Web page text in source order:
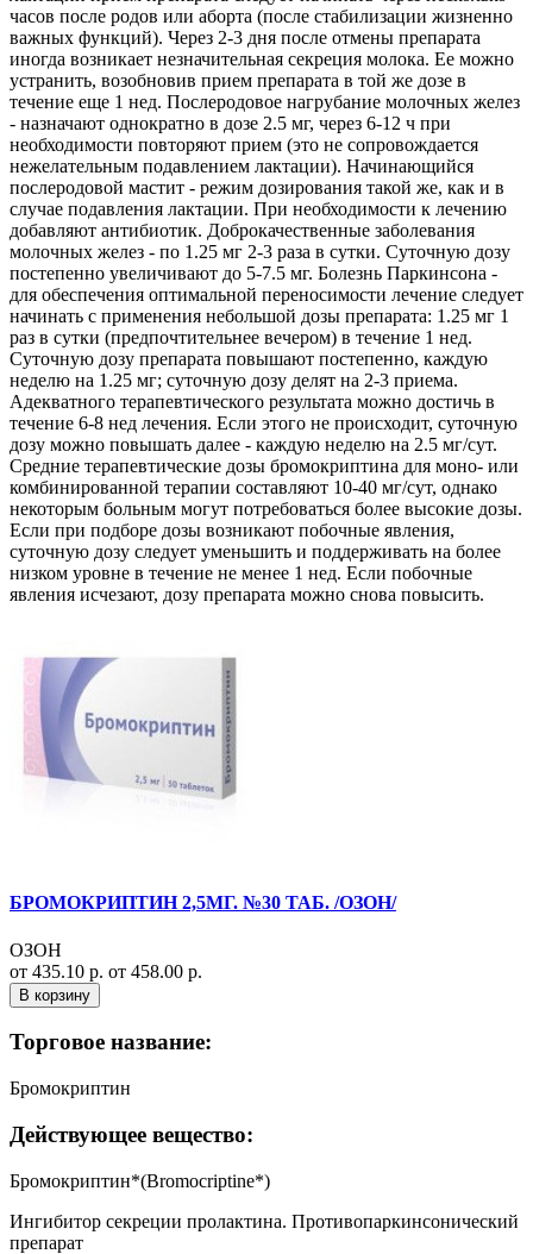
часов после родов или аборта (после стабилизации жизненно
важных функций). Через 2-3 дня после отмены препарата
иногда возникает незначительная секреция молока. Ее можно
устранить, возобновив прием препарата в той же дозе в
течение еще 1 нед. Послеродовое нагрубание молочных желез
- назначают однократно в дозе 2.5 мг, через 6-12 ч при
необходимости повторяют прием (это не сопровождается
нежелательным подавлением лактации). Начинающийся
послеродовой мастит - режим дозирования такой же, как и в
случае подавления лактации. При необходимости к лечению
добавляют антибиотик. Доброкачественные заболевания
молочных желез - по 1.25 мг 2-3 раза в сутки. Суточную дозу
постепенно увеличивают до 5-7.5 мг. Болезнь Паркинсона -
для обеспечения оптимальной переносимости лечение следует
начинать с применения небольшой дозы препарата: 1.25 мг 1
раз в сутки (предпочтительнее вечером) в течение 1 нед.
Суточную дозу препарата повышают постепенно, каждую
неделю на 1.25 мг; суточную дозу делят на 2-3 приема.
Адекватного терапевтического результата можно достичь в
течение 6-8 нед лечения. Если этого не происходит, суточную
дозу можно повышать далее - каждую неделю на 2.5 мг/сут.
Средние терапевтические дозы бромокриптина для моно- или
комбинированной терапии составляют 10-40 мг/сут, однако
некоторым больным могут потребоваться более высокие дозы.
Если при подборе дозы возникают побочные явления,
суточную дозу следует уменьшить и поддерживать на более
низком уровне в течение не менее 1 нед. Если побочные
явления исчезают, дозу препарата можно снова повысить.
БРОМОКРИПТИН 2,5МГ. №30 ТАБ. /ОЗОН/
ОЗОН
от 435.10 р. от 458.00 р.
В корзину
Торговое название:
Бромокриптин
Действующее вещество:
Бромокриптин*(Bromocriptine*)
Ингибитор секреции пролактина. Противопаркинсонический
препарат